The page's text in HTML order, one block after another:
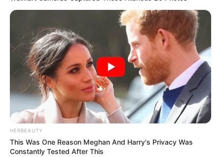
8 Kata Lucu Seputar Malam
Minggu ala Jomblo yang Bikin
Ngenes
10 Desain Kanopi Tempat
Tidur, Serasa Beristirahat di
Kamar Raja
HERBEAUTY
This Was One Reason Meghan And Harry's Privacy Was
Constantly Tested After This